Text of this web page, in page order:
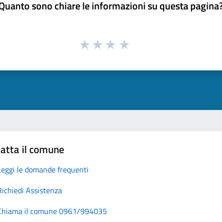
sono chiare le informazioni su questa
il comune
le domande frequenti
Assistenza
il comune 0961/994035